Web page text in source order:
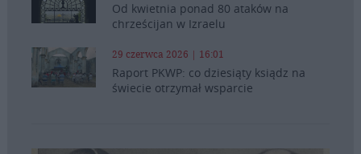
Od kwietnia ponad 80 ataków na
chrześcijan w Izraelu
29 czerwca 2026 | 16:01
Raport PKWP: co dziesiąty ksiądz na
świecie otrzymał wsparcie